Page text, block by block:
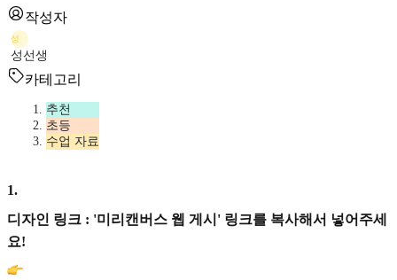
작성자
성
성선생
카테고리
추천
초등
수업 자료
1.
디자인 링크 : '미리캔버스 웹 게시' 링크를 복사해서 넣어주세
요!